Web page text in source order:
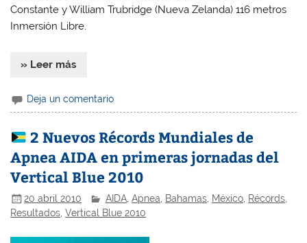
Constante y William Trubridge (Nueva Zelanda) 116 metros
Inmersión Libre.
» Leer más
Deja un comentario
2 Nuevos Récords Mundiales de
Apnea AIDA en primeras jornadas del
Vertical Blue 2010
20 abril 2010 AIDA ,Apnea Bahamas México Récords
Resultados,Vertical Blue 2010